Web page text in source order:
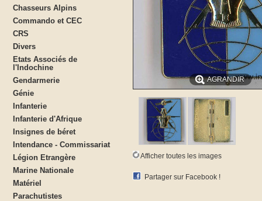
Chasseurs Alpins
Commando et CEC
CRS
Divers
Etats Associés de
l'Indochine
Gendarmerie
Génie
Infanterie
Infanterie d'Afrique
Insignes de béret
Intendance - Commissariat
Légion Etrangère
Marine Nationale
Matériel
Parachutistes
AGRANDIR
Afficher toutes les images
Partager sur Facebook !